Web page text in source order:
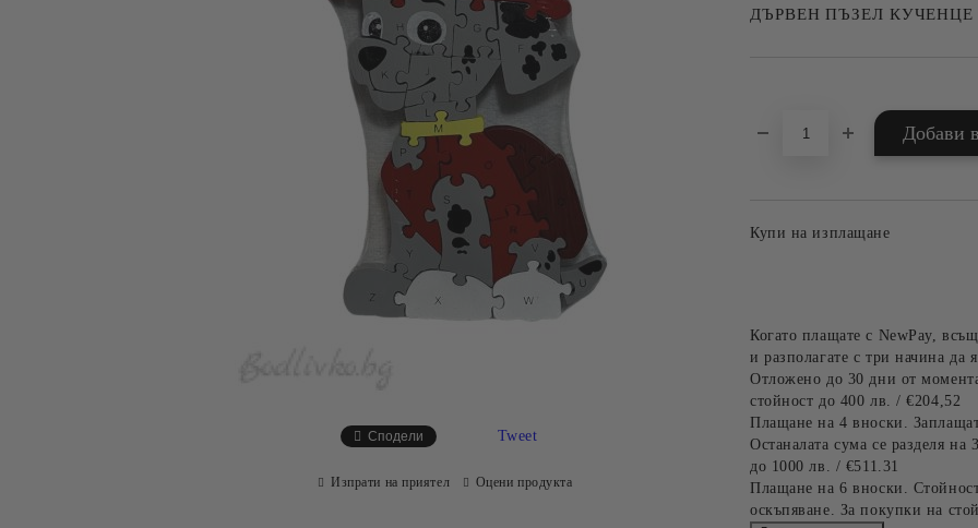
ДЪРВЕН ПЪЗЕЛ
Купи на изплащане
Когато плащате с NewPay,
и разполагате с три начина да
Отложено до 30 дни от
стойност до 400 лв. / €204,52
Плащане на 4 вноски.
Останалата сума се разделя
до 1000 лв. / €511.31
Плащане на 6 вноски.
оскъпяване. За покупки на
Сподели Tweet
Изпрати на приятел Оцени продукта